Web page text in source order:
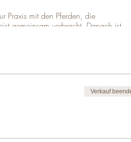
Praxis mit den Pferden, die
gemeinsam verbracht. Danach ist
300,00.
Verkauf